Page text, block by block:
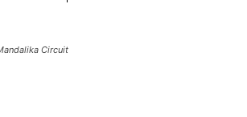
Circuit